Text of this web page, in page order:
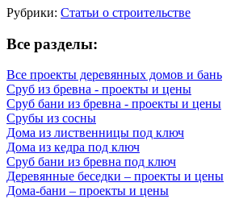
Рубрики: Статьи о строительстве
Все разделы:
Все проекты деревянных домов и бань
Сруб из бревна - проекты и цены
Сруб бани из бревна - проекты и цены
Срубы из сосны
Дома из лиственницы под ключ
Дома из кедра под ключ
Сруб бани из бревна под ключ
Деревянные беседки – проекты и цены
Дома-бани – проекты и цены